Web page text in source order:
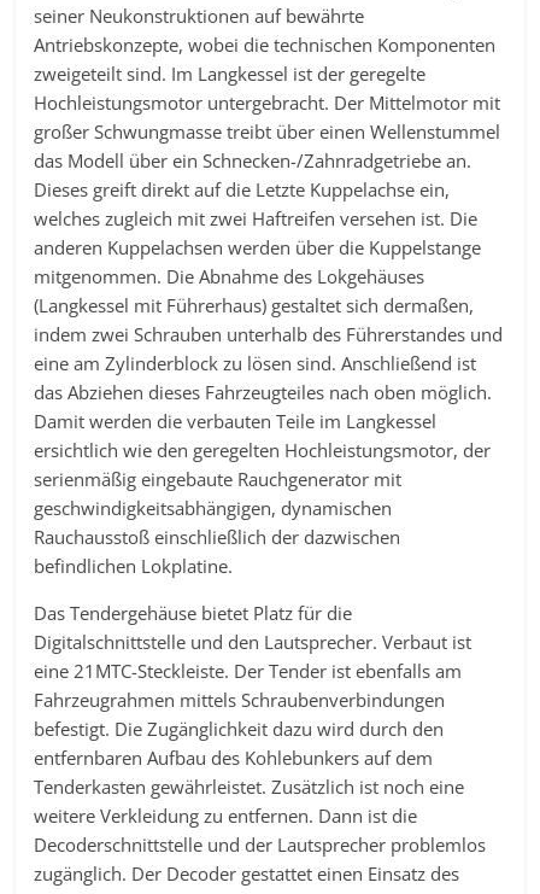
seiner Neukonstruktionen auf bewährte
Antriebskonzepte, wobei die technischen Komponenten
zweigeteilt sind. Im Langkessel ist der geregelte
Hochleistungsmotor untergebracht. Der Mittelmotor mit
großer Schwungmasse treibt über einen Wellenstummel
das Modell über ein Schnecken-/Zahnradgetriebe an.
Dieses greift direkt auf die Letzte Kuppelachse ein,
welches zugleich mit zwei Haftreifen versehen ist. Die
anderen Kuppelachsen werden über die Kuppelstange
mitgenommen. Die Abnahme des Lokgehäuses
(Langkessel mit Führerhaus) gestaltet sich dermaßen,
indem zwei Schrauben unterhalb des Führerstandes und
eine am Zylinderblock zu lösen sind. Anschließend ist
das Abziehen dieses Fahrzeugteiles nach oben möglich.
Damit werden die verbauten Teile im Langkessel
ersichtlich wie den geregelten Hochleistungsmotor, der
serienmäßig eingebaute Rauchgenerator mit
geschwindigkeitsabhängigen, dynamischen
Rauchausstoß einschließlich der dazwischen
befindlichen Lokplatine.
Das Tendergehäuse bietet Platz für die
Digitalschnittstelle und den Lautsprecher. Verbaut ist
eine 21MTC-Steckleiste. Der Tender ist ebenfalls am
Fahrzeugrahmen mittels Schraubenverbindungen
befestigt. Die Zugänglichkeit dazu wird durch den
entfernbaren Aufbau des Kohlebunkers auf dem
Tenderkasten gewährleistet. Zusätzlich ist noch eine
weitere Verkleidung zu entfernen. Dann ist die
Decoderschnittstelle und der Lautsprecher problemlos
zugänglich. Der Decoder gestattet einen Einsatz des